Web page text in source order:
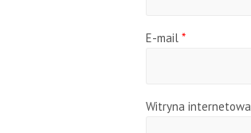
E-mail *
Witryna internetowa